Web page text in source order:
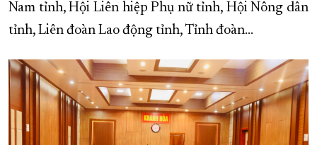
Nam tỉnh, Hội Liên hiệp Phụ nữ tỉnh, Hội Nông dân
tỉnh, Liên đoàn Lao động tỉnh, Tỉnh đoàn…